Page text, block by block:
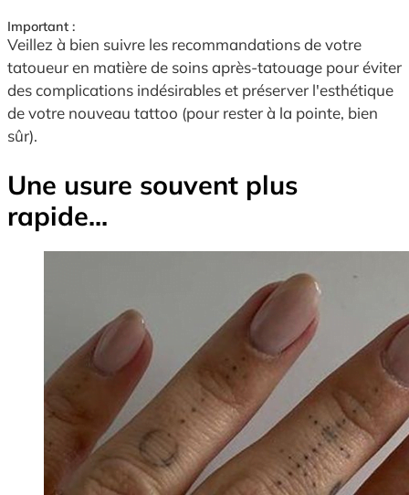
Important :
Veillez à bien suivre les recommandations de votre
tatoueur en matière de soins après-tatouage pour éviter
des complications indésirables et préserver l'esthétique
de votre nouveau tattoo (pour rester à la pointe, bien
sûr).
Une usure souvent plus
rapide...